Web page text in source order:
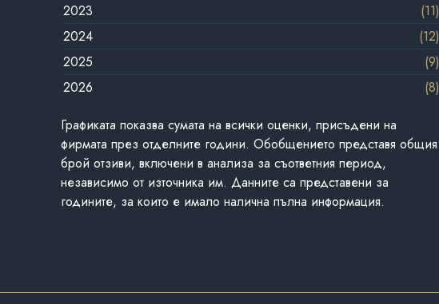
2023
(11)
2024
(12)
2025
(9)
2026
(8)
Графиката показва сумата на всички оценки, присъдени на
фирмата през отделните години. Обобщението представя общия
брой отзиви, включени в анализа за съответния период,
независимо от източника им. Данните са представени за
годините, за които е имало налична пълна информация.